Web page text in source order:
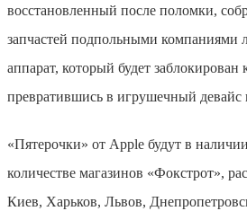
восстановленный после поломки,
запчастей подпольными компаниями
аппарат, который будет
превратившись в игрушечный девайс
«Пятерочки» от Apple будут в
количестве магазинов «Фокстрот»,
Киев, Харьков, Львов,